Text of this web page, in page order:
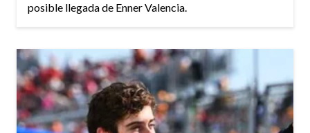
posible llegada de Enner Valencia.